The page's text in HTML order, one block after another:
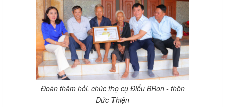
Đoàn thăm hỏi, chúc thọ cụ Điểu BRon - thôn
Đức Thiện